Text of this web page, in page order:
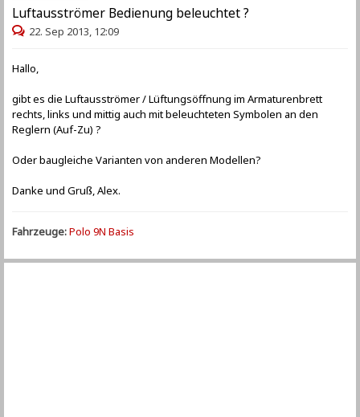
Luftausströmer Bedienung beleuchtet ?
22. Sep 2013, 12:09
Hallo,
gibt es die Luftausströmer / Lüftungsöffnung im Armaturenbrett
rechts, links und mittig auch mit beleuchteten Symbolen an den
Reglern (Auf-Zu) ?
Oder baugleiche Varianten von anderen Modellen?
Danke und Gruß, Alex.
Fahrzeuge:Polo 9N Basis